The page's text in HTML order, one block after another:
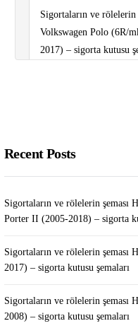
Sigortaların ve rölelerin
Volkswagen Polo (6R/
2017) – sigorta kutusu
Dogecoin’e (DOGE)
Sigortaların ve rölelerin
sigorta kutusu şemaları
Recent Posts
Sigortaların ve rölelerin şeması
Porter II (2005-2018) – sigorta
Sigortaların ve rölelerin şeması
2017) – sigorta kutusu şemaları
Sigortaların ve rölelerin şeması
2008) – sigorta kutusu şemaları